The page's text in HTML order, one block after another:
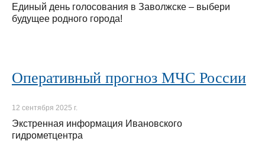
Единый день голосования в Заволжске – выбери
будущее родного города!
Оперативный прогноз МЧС России
12 сентября 2025 г.
Экстренная информация Ивановского
гидрометцентра